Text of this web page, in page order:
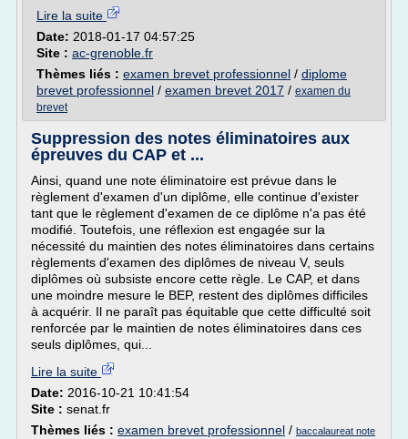
Lire la suite
Date: 2018-01-17 04:57:25
Site : ac-grenoble.fr
Thèmes liés : examen brevet professionnel / diplome
brevet professionnel / examen brevet 2017 / examen du
brevet
Suppression des notes éliminatoires aux
épreuves du CAP et ...
Ainsi, quand une note éliminatoire est prévue dans le
règlement d'examen d'un diplôme, elle continue d'exister
tant que le règlement d'examen de ce diplôme n'a pas été
modifié. Toutefois, une réflexion est engagée sur la
nécessité du maintien des notes éliminatoires dans certains
règlements d'examen des diplômes de niveau V, seuls
diplômes où subsiste encore cette règle. Le CAP, et dans
une moindre mesure le BEP, restent des diplômes difficiles
à acquérir. Il ne paraît pas équitable que cette difficulté soit
renforcée par le maintien de notes éliminatoires dans ces
seuls diplômes, qui...
Lire la suite
Date: 2016-10-21 10:41:54
Site : senat.fr
Thèmes liés : examen brevet professionnel / baccalaureat note